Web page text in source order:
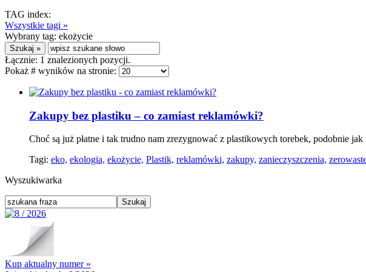
TAG index:
Wszystkie tagi »
Wybrany tag: ekożycie
Łącznie: 1 znalezionych pozycji.
Pokaż # wyników na stronie:
Zakupy bez plastiku – co zamiast reklamówki?
Choć są już płatne i tak trudno nam zrezygnować z plastikowych torebek, podobnie
Tagi: eko, ekologia, ekożycie, Plastik, reklamówki, zakupy, zanieczyszczenia,
Wyszukiwarka
Kup aktualny numer »